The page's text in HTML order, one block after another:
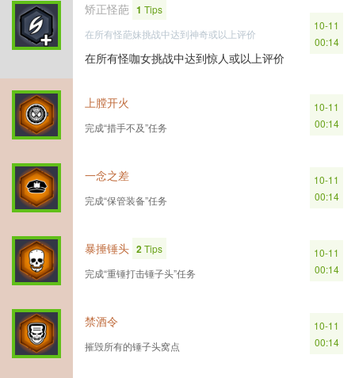
矫正怪葩 1 Tips
在所有怪葩妹挑战中达到神奇或以上评价
在所有怪咖女挑战中达到惊人或以上评价
10-11
00:14
上膛开火
完成“措手不及”任务
10-11
00:14
一念之差
完成“保管装备”任务
10-11
00:14
暴捶锤头 2Tips
完成“重锤打击锤子头”任务
10-11
00:14
禁酒令
摧毁所有的锤子头窝点
10-11
00:14